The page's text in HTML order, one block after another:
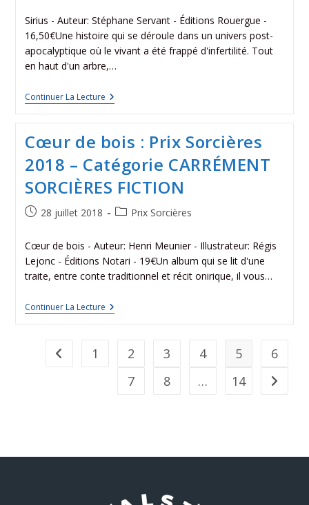
Sirius - Auteur: Stéphane Servant - Éditions Rouergue -
16,50€Une histoire qui se déroule dans un univers post-
apocalyptique où le vivant a été frappé d'infertilité. Tout
en haut d'un arbre,…
Continuer La Lecture
Cœur de bois : Prix Sorcières
2018 – Catégorie CARRÉMENT
SORCIÈRES FICTION
28 juillet 2018 Prix Sorcières
Cœur de bois - Auteur: Henri Meunier - Illustrateur: Régis
Lejonc - Éditions Notari - 19€Un album qui se lit d'une
traite, entre conte traditionnel et récit onirique, il vous…
Continuer La Lecture
1 2 3 4 5
6
7
8 … 14